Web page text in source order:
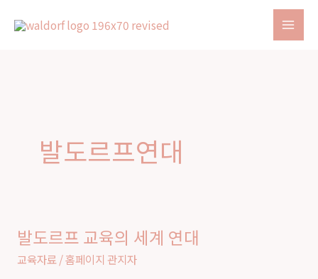
발도르프연대
발도르프 교육의 세계 연대
교육자료/홈페이지 관지자
발
도